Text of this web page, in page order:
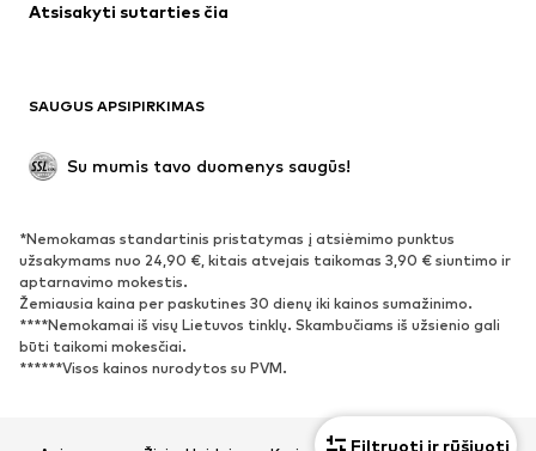
Filtruoti ir rūšiuoti
Paltai
Proginiai
Išskirtiniai
BATAI
Naujienos
Sportbačiai
Aulinukai
Batai su kulniukais
Auliniai batai
Balerinos
Atsisakyti sutarties čia
SAUGUS APSIPIRKIMAS
Su mumis tavo duomenys saugūs!
*Nemokamas standartinis pristatymas į atsiėmimo punktus
užsakymams nuo 24,90 €, kitais atvejais taikomas 3,90 € siuntimo ir
aptarnavimo mokestis.
Žemiausia kaina per paskutines 30 dienų iki kainos sumažinimo.
****Nemokamai iš visų Lietuvos tinklų. Skambučiams iš užsienio gali
būti taikomi mokesčiai.
******Visos kainos nurodytos su PVM.